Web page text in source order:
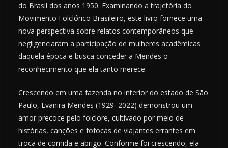
do Brasil dos anos 1950. Examinando a trajetória do
Movimento Folclórico Brasileiro, este livro fornece uma
nova perspectiva sobre relatos contemporâneos que
negligenciaram a participação de mulheres acadêmicas
daquela época e busca conceder a Mendes o
reconhecimento que ela tanto merece.
Crescendo em uma fazenda no interior do estado de São
Paulo, Evanira Mendes (1929–2022) demonstrou um
amor precoce pelo folclore, cultivado por meio de
histórias, canções e fofocas de viajantes errantes em
troca de comida e abrigo. Conforme foi crescendo, ela